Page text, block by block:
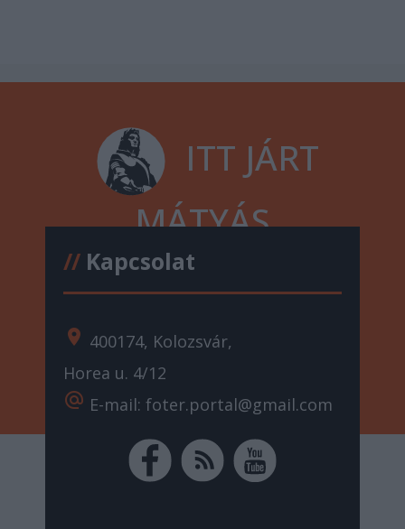
ITT JÁRT
MÁTYÁS
//Kapcsolat
location_on 400174, Kolozsvár,
Horea u. 4/12
alternate_email E-mail: foter.portal@gmail.com